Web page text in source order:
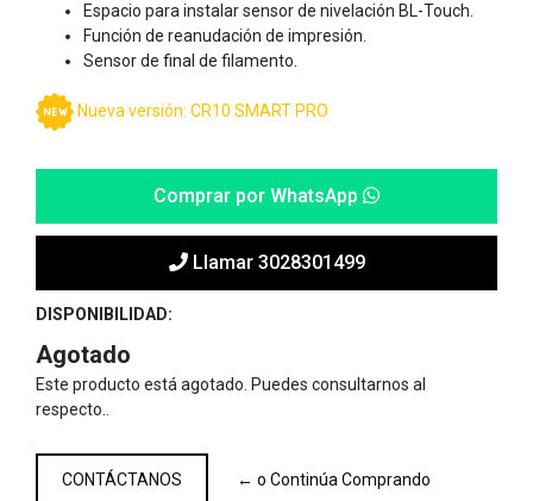
Espacio para instalar sensor de nivelación BL-Touch.
Función de reanudación de impresión.
Sensor de final de filamento.
Nueva versión: CR10 SMART PRO
Comprar por WhatsApp
Llamar 3028301499
DISPONIBILIDAD:
Agotado
Este producto está agotado. Puedes consultarnos al
respecto..
CONTÁCTANOS ← o Continúa Comprando